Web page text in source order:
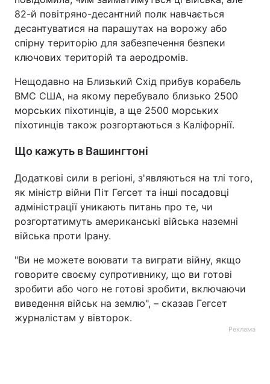
Тема оформлення
82-й повітряно-десантний полк навчається
десантуватися на парашутах на ворожу або
спірну територію для забезпечення безпеки
ключових територій та аеродромів.
Нещодавно на Близький Схід прибув корабель
ВМС США, на якому перебувало близько 2500
морських піхотинців, а ще 2500 морських
піхотинців також розгортаються з Каліфорнії.
Що кажуть в Вашингтоні
Додаткові сили в регіоні, з'являються на тлі того,
як міністр війни Піт Гегсет та інші посадовці
адміністрації уникають питань про те, чи
розгортатимуть американські війська наземні
війська проти Ірану.
"Ви не можете воювати та виграти війну, якщо
говорите своєму супротивнику, що ви готові
зробити або чого не готові зробити, включаючи
виведення військ на землю", – сказав Гегсет
журналістам у вівторок.
Реклама